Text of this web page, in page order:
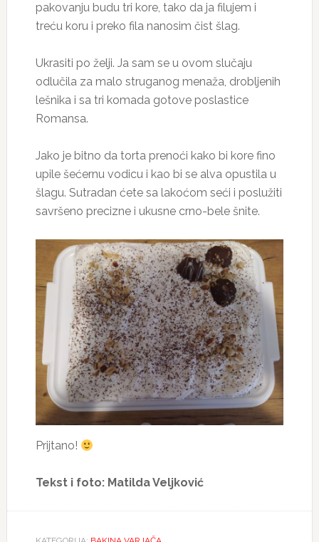
pakovanju budu tri kore, tako da ja filujem i
treću koru i preko fila nanosim čist šlag.
Ukrasiti po želji. Ja sam se u ovom slučaju
odlučila za malo struganog menaža, drobljenih
lešnika i sa tri komada gotove poslastice
Romansa.
Jako je bitno da torta prenoći kako bi kore fino
upile šećernu vodicu i kao bi se alva opustila u
šlagu. Sutradan ćete sa lakoćom seći i poslužiti
savršeno precizne i ukusne crno-bele šnite.
Prijtano!
Tekst i foto: Matilda Veljković